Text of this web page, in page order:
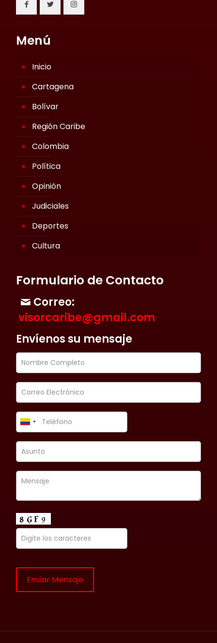
Menú
Inicio
Cartagena
Bolívar
Región Caribe
Colombia
Política
Opinión
Judiciales
Deportes
Cultura
Formulario de Contacto
Correo:
visorcaribe@gmail.com
Envíenos su mensaje